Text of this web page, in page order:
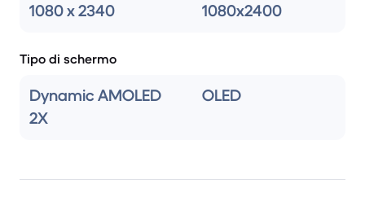
1080 x 2340 1080x2400
Tipo di schermo
Dynamic AMOLED
2X
OLED